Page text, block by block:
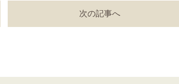
次の記事へ